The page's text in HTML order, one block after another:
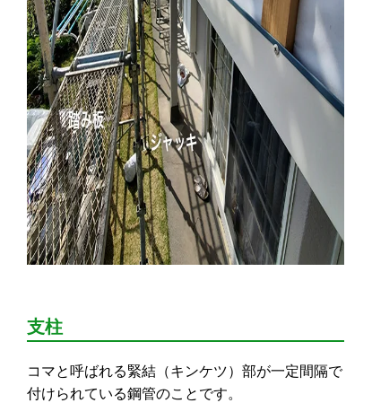
支柱
コマと呼ばれる緊結（キンケツ）部が一定間隔で
付けられている鋼管のことです。